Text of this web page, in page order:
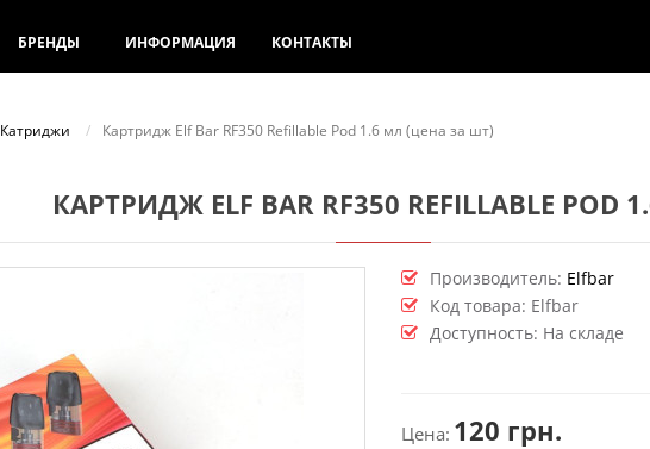
БРЕНДЫ ИНФОРМАЦИЯ КОНТАКТЫ
Катриджи Картридж Elf Bar RF350 Refillable Pod 1.6 мл (цена за шт)
КАРТРИДЖ ELF BAR RF350 REFILLABLE POD
Производитель: Elfbar
Код товара: Elfbar
Доступность: На складе
Цена: 120 грн.